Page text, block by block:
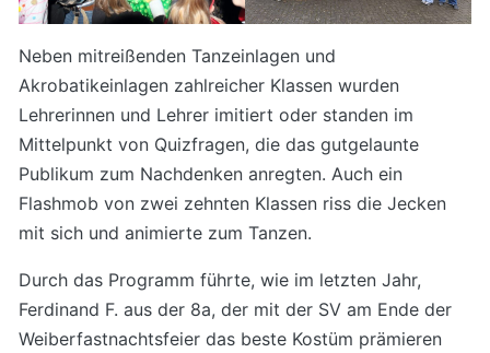
Neben mitreißenden Tanzeinlagen und
Akrobatikeinlagen zahlreicher Klassen wurden
Lehrerinnen und Lehrer imitiert oder standen im
Mittelpunkt von Quizfragen, die das gutgelaunte
Publikum zum Nachdenken anregten. Auch ein
Flashmob von zwei zehnten Klassen riss die Jecken
mit sich und animierte zum Tanzen.
Durch das Programm führte, wie im letzten Jahr,
Ferdinand F. aus der 8a, der mit der SV am Ende der
Weiberfastnachtsfeier das beste Kostüm prämieren